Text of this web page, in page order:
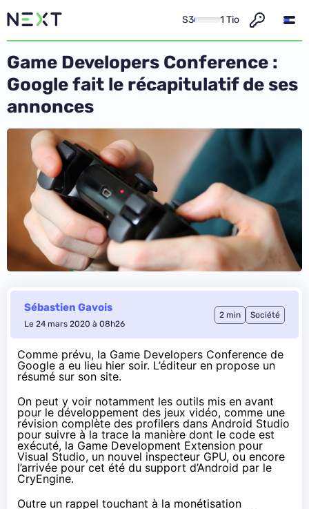
S3 1 Tio
Game Developers Conference :
Google fait le récapitulatif de ses
annonces
Sébastien Gavois
Le 24 mars 2020 à 08h26
2 min Société
Comme prévu, la Game Developers Conference de
Google a eu lieu hier soir. L’éditeur en propose un
résumé sur son site.
On peut y voir notamment les outils mis en avant
pour le développement des jeux vidéo, comme une
révision complète des profilers dans Android Studio
pour suivre à la trace la manière dont le code est
exécuté, la Game Development Extension pour
Visual Studio, un nouvel inspecteur GPU, ou encore
l’arrivée pour cet été du support d’Android par le
CryEngine.
Outre un rappel touchant à la monétisation